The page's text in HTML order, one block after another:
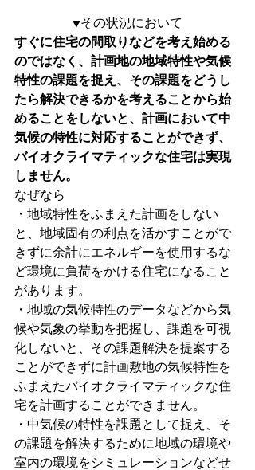
▼その状況において
すぐに住宅の間取りなどを考え始める
のではなく、計画地の地域特性や気候
特性の課題を捉え、その課題をどうし
たら解決できるかを考えることから始
めることをしないと、計画において中
気候の特性に対応することができず、
バイオクライマティックな住宅は実現
しません。
なぜなら
・地域特性をふまえた計画をしない
と、地域固有の利点を活かすことがで
きずに余計にエネルギーを使用するな
ど環境に負荷をかける住宅になること
があります。
・地域の気候特性のデータなどから気
候や気象の挙動を把握し、課題を可視
化しないと、その課題解決を提案する
ことができずに計画敷地の気候特性を
ふまえたバイオクライマティックな住
宅を計画することができません。
・中気候の特性を課題として捉え、そ
の課題を解決するために地域の環境や
室内の環境をシミュレーションなどせ